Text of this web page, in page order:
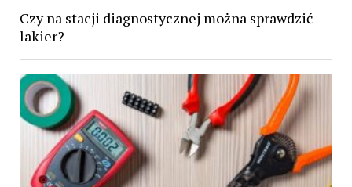
Czy na stacji diagnostycznej można sprawdzić
lakier?